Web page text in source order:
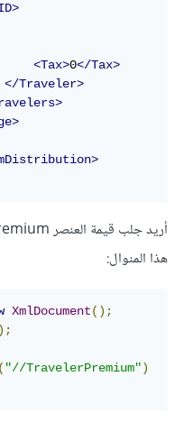
<Tax>0</Tax>
</Traveler>
أريد جلب قيمة العنصر
هذا المنوال:
XmlDocument();
);
("//TravelerPremium")